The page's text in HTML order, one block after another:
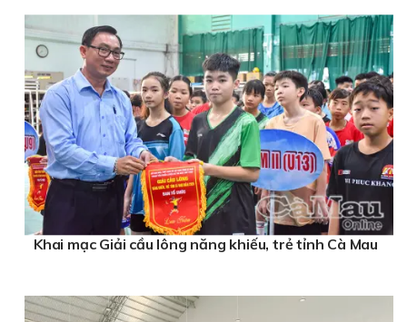
Khai mạc Giải cầu lông năng khiếu, trẻ tỉnh Cà Mau